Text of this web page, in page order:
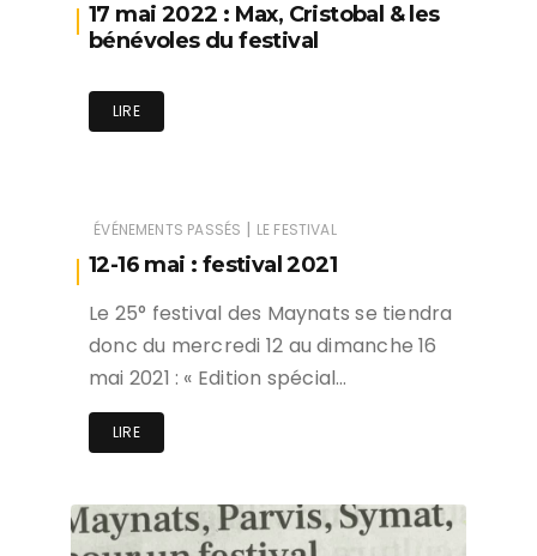
17 mai 2022 : Max, Cristobal & les
bénévoles du festival
LIRE
ÉVÉNEMENTS PASSÉS | LE FESTIVAL
12-16 mai : festival 2021
Le 25° festival des Maynats se tiendra
donc du mercredi 12 au dimanche 16
mai 2021 : « Edition spécial…
LIRE